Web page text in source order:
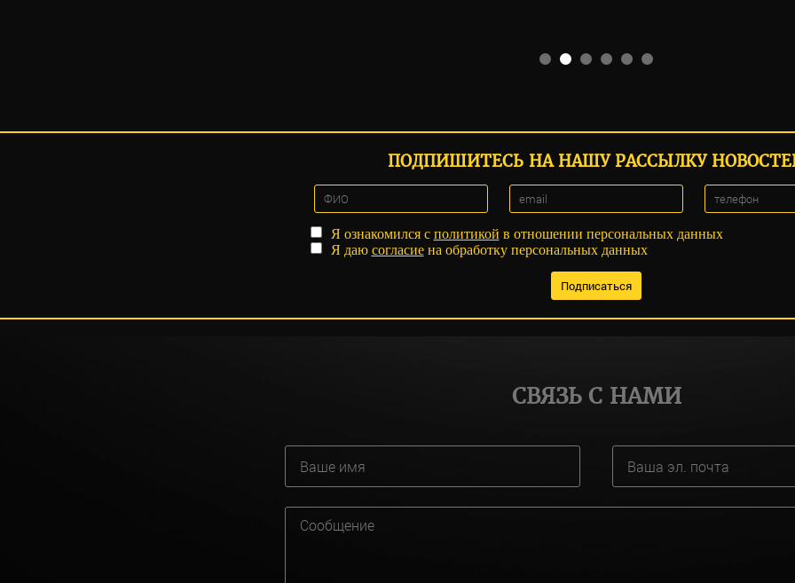
ПОДПИШИТЕСЬ НА НАШУ РАССЫЛКУ
Я ознакомился с политикой в отношении персональных данных
Я даю согласиена обработку персональных данных
СВЯЗЬ С НАМИ